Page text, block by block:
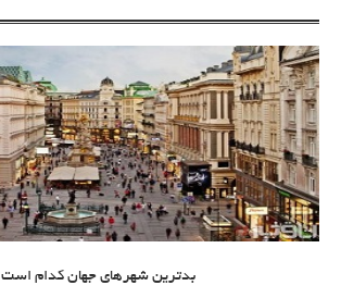
بدترین شهرهای جهان کدام است